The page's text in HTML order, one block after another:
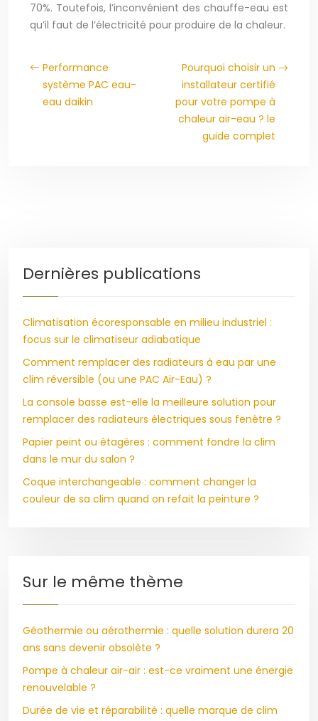
70%. Toutefois, l’inconvénient des chauffe-eau est
qu’il faut de l’électricité pour produire de la chaleur.
Performance
système PAC eau-
eau daikin
Pourquoi choisir un
installateur certifié
pour votre pompe à
chaleur air-eau ? le
guide complet
Dernières publications
Climatisation écoresponsable en milieu industriel :
focus sur le climatiseur adiabatique
Comment remplacer des radiateurs à eau par une
clim réversible (ou une PAC Air-Eau) ?
La console basse est-elle la meilleure solution pour
remplacer des radiateurs électriques sous fenêtre ?
Papier peint ou étagères : comment fondre la clim
dans le mur du salon ?
Coque interchangeable : comment changer la
couleur de sa clim quand on refait la peinture ?
Sur le même thème
Géothermie ou aérothermie : quelle solution durera 20
ans sans devenir obsolète ?
Pompe à chaleur air-air : est-ce vraiment une énergie
renouvelable ?
Durée de vie et réparabilité : quelle marque de clim